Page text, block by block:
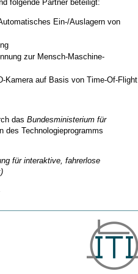
folgende Partner beteiligt:
Ein-/Auslagern von
zur Mensch-Maschine-
Kamera auf Basis von Time-Of-Flight
das Bundesministerium für
des Technologieprogramms
für interaktive, fahrerlose